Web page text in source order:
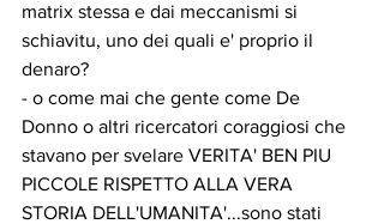
matrix stessa e dai meccanismi si
schiavitu, uno dei quali e' proprio il
denaro?
- o come mai che gente come De
Donno o altri ricercatori coraggiosi che
stavano per svelare VERITA' BEN PIU
PICCOLE RISPETTO ALLA VERA
STORIA DELL'UMANITA'...sono stati